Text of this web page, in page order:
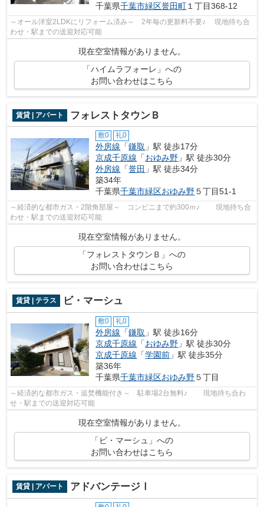
千葉県千葉市緑区誉田町 １丁目368-12
～オール洋室2LDKにリフォーム済み～ 2年毎の更新料不要♪ 現地待ち合
わせ・駅までの送迎対応可能
現在空室情報がありません。
「ハイムラフォーレ」への
お問い合わせはこちら
賃貸 | アパート フォレストタウンＢ
敷0 礼0
外房線 「鎌取 」駅 徒歩17分
京成千原線 「おゆみ野 」駅 徒歩30分
外房線 「誉田 」駅 徒歩34分
築34年
千葉県千葉市緑区おゆみ野５丁目51-1
～経済的な都市ガス・2階角部屋～ コンビニまで約300ｍ♪ 現地待ち合
わせ・駅までの送迎対応可能
現在空室情報がありません。
「フォレストタウンＢ」への
お問い合わせはこちら
賃貸 | テラス ビ・マーシュ
敷0 礼0
外房線 「鎌取 」駅 徒歩16分
京成千原線 「おゆみ野 」駅 徒歩30分
京成千原線 「学園前 」駅 徒歩35分
築36年
千葉県千葉市緑区おゆみ野５丁目
～経済的な都市ガス・追焚機能付き～ 駐車場2台無料♪ 現地待ち合わ
せ・駅までの送迎対応可能
現在空室情報がありません。
「ビ・マーシュ」への
お問い合わせはこちら
賃貸 | アパート アドバンテージⅠ